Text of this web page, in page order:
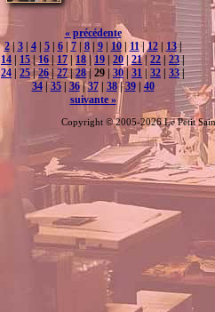
« précédente
2| 3| 4| 5| 6| 7| 8| 9| 10| 11| 12| 13|
14
15|16| 17 |18 |19 20| 21| 22 23|
24
25|26|27| 28| 29 | 30| 31 32 33|
34|35| 36|37| 38|39| 40
suivante »
Copyright © 2005-2026 Le Petit